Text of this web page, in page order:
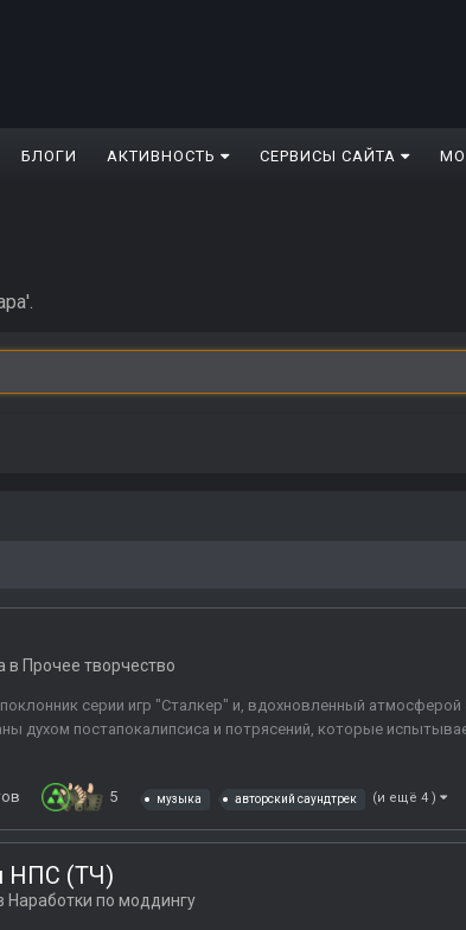
БЛОГИ АКТИВНОСТЬ СЕРВИСЫ САЙТА
в Прочее творчество
серии игр "Сталкер" и, вдохновленный
духом постапокалипсиса и потрясений, которые
5 музыка авторский саундтрек (и ещё 4 )
НПС (ТЧ)
Наработки по моддингу